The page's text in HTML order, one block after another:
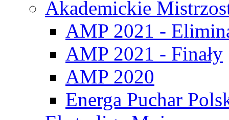
Akademickie
AMP 2021 -
AMP 2021 - Finały
AMP 2020
Energa Puchar